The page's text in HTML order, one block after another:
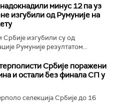
минус 12 па уз
изгубили од Румуније на
изгубили су од
Румуније резултатом...
Србије поражени
и остали без финала СП у
селекција Србије до 16